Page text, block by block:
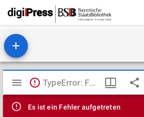
Mirador
Viewer
TypeError: Failed to fetch
Es ist ein Fehler aufgetreten